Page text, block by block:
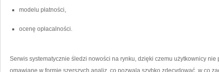
modelu płatności,
ocenę opłacalności.
Serwis systematycznie śledzi nowości na rynku, dzięki czemu użytkownicy
omawiane w formie szerszych analiz, co pozwala szybko zdecydować, w co